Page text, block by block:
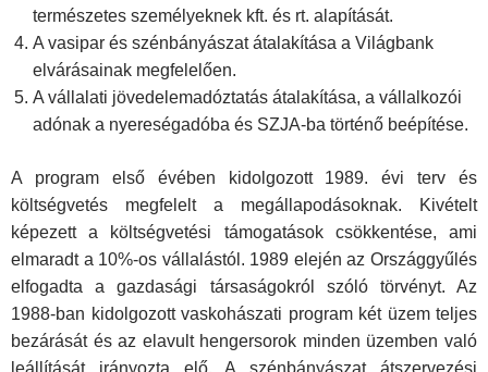
természetes személyeknek kft. és rt. alapítását.
A vasipar és szénbányászat átalakítása a Világbank
elvárásainak megfelelően.
A vállalati jövedelemadóztatás átalakítása, a vállalkozói
adónak a nyereségadóba és SZJA-ba történő beépítése.
A program első évében kidolgozott 1989. évi terv és
költségvetés megfelelt a megállapodásoknak. Kivételt
képezett a költségvetési támogatások csökkentése, ami
elmaradt a 10%-os vállalástól. 1989 elején az Országgyűlés
elfogadta a gazdasági társaságokról szóló törvényt. Az
1988-ban kidolgozott vaskohászati program két üzem teljes
bezárását és az elavult hengersorok minden üzemben való